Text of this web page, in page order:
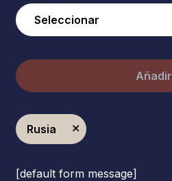
Añadir
Rusia
[default form message]